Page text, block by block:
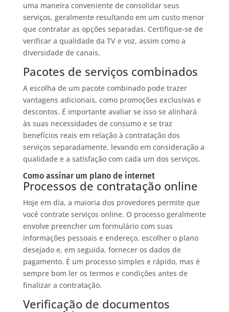
uma maneira conveniente de consolidar seus
serviços, geralmente resultando em um custo menor
que contratar as opções separadas. Certifique-se de
verificar a qualidade da TV e voz, assim como a
diversidade de canais.
Pacotes de serviços combinados
A escolha de um pacote combinado pode trazer
vantagens adicionais, como promoções exclusivas e
descontos. É importante avaliar se isso se alinhará
às suas necessidades de consumo e se traz
benefícios reais em relação à contratação dos
serviços separadamente, levando em consideração a
qualidade e a satisfação com cada um dos serviços.
Como assinar um plano de internet
Processos de contratação online
Hoje em dia, a maioria dos provedores permite que
você contrate serviços online. O processo geralmente
envolve preencher um formulário com suas
informações pessoais e endereço, escolher o plano
desejado e, em seguida, fornecer os dados de
pagamento. É um processo simples e rápido, mas é
sempre bom ler os termos e condições antes de
finalizar a contratação.
Verificação de documentos